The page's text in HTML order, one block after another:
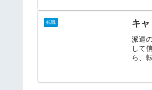
転職 キ
派遣
して
ら、